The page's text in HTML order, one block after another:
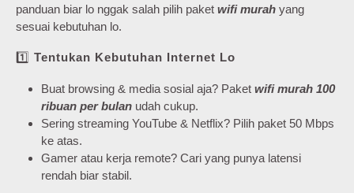
panduan biar lo nggak salah pilih paket wifi murah yang
sesuai kebutuhan lo.
1️⃣ Tentukan Kebutuhan Internet Lo
Buat browsing & media sosial aja? Paket wifi murah 100
ribuan per bulan udah cukup.
Sering streaming YouTube & Netflix? Pilih paket 50 Mbps
ke atas.
Gamer atau kerja remote? Cari yang punya latensi
rendah biar stabil.